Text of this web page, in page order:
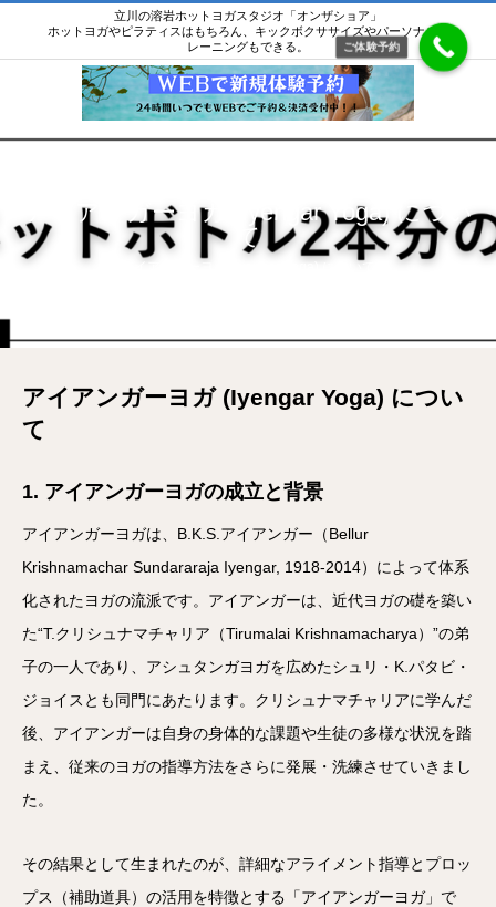
立川の溶岩ホットヨガスタジオ「オンザショア」
ホットヨガやピラティスはもちろん、キックボクササイズやパーソナルト
レーニングもできる。
アイアンガーヨガ (Iyengar Yoga) につい
て
アイアンガーヨガ (Iyengar Yoga) につい
て
1. アイアンガーヨガの成立と背景
アイアンガーヨガは、B.K.S.アイアンガー（Bellur
Krishnamachar Sundararaja Iyengar, 1918-2014）によって体系
化されたヨガの流派です。アイアンガーは、近代ヨガの礎を築い
た“T.クリシュナマチャリア（Tirumalai Krishnamacharya）”の弟
子の一人であり、アシュタンガヨガを広めたシュリ・K.パタビ・
ジョイスとも同門にあたります。クリシュナマチャリアに学んだ
後、アイアンガーは自身の身体的な課題や生徒の多様な状況を踏
まえ、従来のヨガの指導方法をさらに発展・洗練させていきまし
た。
その結果として生まれたのが、詳細なアライメント指導とプロッ
プス（補助道具）の活用を特徴とする「アイアンガーヨガ」で
ご体験予約